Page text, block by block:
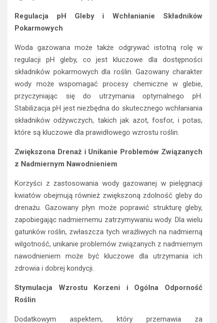
Regulacja pH Gleby i Wchłanianie Składników
Pokarmowych
Woda gazowana może także odgrywać istotną rolę w
regulacji pH gleby, co jest kluczowe dla dostępności
składników pokarmowych dla roślin. Gazowany charakter
wody może wspomagać procesy chemiczne w glebie,
przyczyniając się do utrzymania optymalnego pH.
Stabilizacja pH jest niezbędna do skutecznego wchłaniania
składników odżywczych, takich jak azot, fosfor, i potas,
które są kluczowe dla prawidłowego wzrostu roślin.
Zwiększona Drenaż i Unikanie Problemów Związanych
z Nadmiernym Nawodnieniem
Korzyści z zastosowania wody gazowanej w pielęgnacji
kwiatów obejmują również zwiększoną zdolność gleby do
drenażu. Gazowany płyn może poprawić strukturę gleby,
zapobiegając nadmiernemu zatrzymywaniu wody. Dla wielu
gatunków roślin, zwłaszcza tych wrażliwych na nadmierną
wilgotność, unikanie problemów związanych z nadmiernym
nawodnieniem może być kluczowe dla utrzymania ich
zdrowia i dobrej kondycji.
Stymulacja Wzrostu Korzeni i Ogólna Odporność
Roślin
Dodatkowym aspektem, który przemawia za